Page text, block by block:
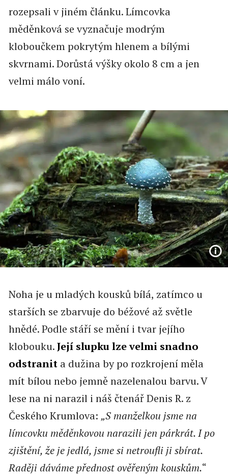
rozepsali v jiném článku. Límcovka
měděnková se vyznačuje modrým
kloboučkem pokrytým hlenem a bílými
skvrnami. Dorůstá výšky okolo 8 cm a jen
velmi málo voní.
Noha je u mladých kousků bílá, zatímco u
starších se zbarvuje do béžové až světle
hnědé. Podle stáří se mění i tvar jejího
klobouku.Její slupku lze velmi snadno
odstranita dužina by po rozkrojení měla
mít bílou nebo jemně nazelenalou barvu. V
lese na ni narazil i náš čtenář Denis R. z
Českého Krumlova: „S manželkou jsme na
límcovku měděnkovou narazili jen párkrát. I po
zjištění, že je jedlá, jsme si netroufli ji sbírat.
Raději dáváme přednost ověřeným kouskům.“